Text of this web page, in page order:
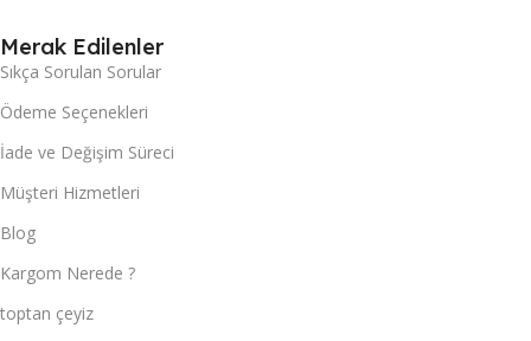
Merak Edilenler
Sıkça Sorulan Sorular
Ödeme Seçenekleri
İade ve Değişim Süreci
Müşteri Hizmetleri
Blog
Kargom Nerede ?
toptan çeyiz